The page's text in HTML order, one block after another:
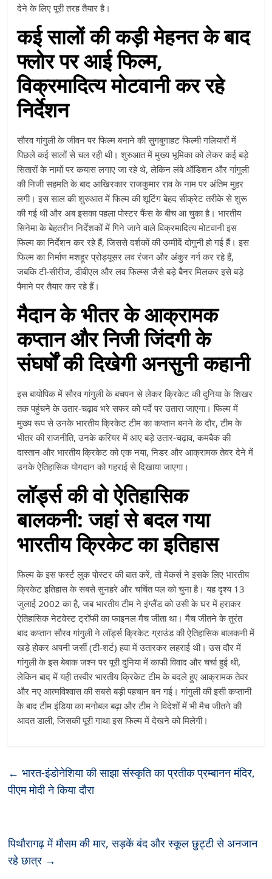
देने के लिए पूरी तरह तैयार है।
कई सालों की कड़ी मेहनत के बाद
फ्लोर पर आई फिल्म,
विक्रमादित्य मोटवानी कर रहे
निर्देशन
सौरव गांगुली के जीवन पर फिल्म बनाने की सुगबुगाहट फिल्मी गलियारों में
पिछले कई सालों से चल रही थी। शुरुआत में मुख्य भूमिका को लेकर कई बड़े
सितारों के नामों पर कयास लगाए जा रहे थे, लेकिन लंबे ऑडिशन और गांगुली
की निजी सहमति के बाद आखिरकार राजकुमार राव के नाम पर अंतिम मुहर
लगी। इस साल की शुरुआत में फिल्म की शूटिंग बेहद सीक्रेट तरीके से शुरू
की गई थी और अब इसका पहला पोस्टर फैंस के बीच आ चुका है। भारतीय
सिनेमा के बेहतरीन निर्देशकों में गिने जाने वाले विक्रमादित्य मोटवानी इस
फिल्म का निर्देशन कर रहे हैं, जिससे दर्शकों की उम्मीदें दोगुनी हो गई हैं। इस
फिल्म का निर्माण मशहूर प्रोड्यूसर लव रंजन और अंकुर गर्ग कर रहे हैं,
जबकि टी-सीरीज, डीबीएल और लव फिल्म्स जैसे बड़े बैनर मिलकर इसे बड़े
पैमाने पर तैयार कर रहे हैं।
मैदान के भीतर के आक्रामक
कप्तान और निजी जिंदगी के
संघर्षों की दिखेगी अनसुनी कहानी
इस बायोपिक में सौरव गांगुली के बचपन से लेकर क्रिकेट की दुनिया के शिखर
तक पहुंचने के उतार-चढ़ाव भरे सफर को पर्दे पर उतारा जाएगा। फिल्म में
मुख्य रूप से उनके भारतीय क्रिकेट टीम का कप्तान बनने के दौर, टीम के
भीतर की राजनीति, उनके करियर में आए बड़े उतार-चढ़ाव, कमबैक की
दास्तान और भारतीय क्रिकेट को एक नया, निडर और आक्रामक तेवर देने में
उनके ऐतिहासिक योगदान को गहराई से दिखाया जाएगा।
लॉर्ड्स की वो ऐतिहासिक
बालकनी: जहां से बदल गया
भारतीय क्रिकेट का इतिहास
फिल्म के इस फर्स्ट लुक पोस्टर की बात करें, तो मेकर्स ने इसके लिए भारतीय
क्रिकेट इतिहास के सबसे सुनहरे और चर्चित पल को चुना है। यह दृश्य 13
जुलाई 2002 का है, जब भारतीय टीम ने इंग्लैंड को उसी के घर में हराकर
ऐतिहासिक नेटवेस्ट ट्रॉफी का फाइनल मैच जीता था। मैच जीतने के तुरंत
बाद कप्तान सौरव गांगुली ने लॉर्ड्स क्रिकेट ग्राउंड की ऐतिहासिक बालकनी में
खड़े होकर अपनी जर्सी (टी-शर्ट) हवा में उतारकर लहराई थी। उस दौर में
गांगुली के इस बेबाक जश्न पर पूरी दुनिया में काफी विवाद और चर्चा हुई थी,
लेकिन बाद में यही तस्वीर भारतीय क्रिकेट टीम के बदले हुए आक्रामक तेवर
और नए आत्मविश्वास की सबसे बड़ी पहचान बन गई। गांगुली की इसी कप्तानी
के बाद टीम इंडिया का मनोबल बढ़ा और टीम ने विदेशों में भी मैच जीतने की
आदत डाली, जिसकी पूरी गाथा इस फिल्म में देखने को मिलेगी।
← भारत-इंडोनेशिया की साझा संस्कृति का प्रतीक प्रम्बानन मंदिर,
पीएम मोदी ने किया दौरा
पिथौरागढ़ में मौसम की मार, सड़कें बंद और स्कूल छुट्टी से अनजान
रहे छात्र →